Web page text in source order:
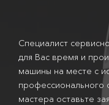
Специалист
для Вас время и
машины на месте с
профессионального
мастера оставьте